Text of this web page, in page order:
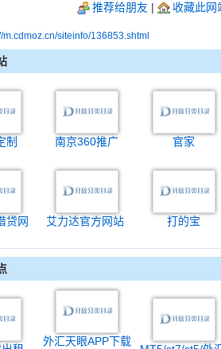
推荐给朋友 | 收藏此网
m.cdmoz.cn/siteinfo/136853.shtml
制 南京360推广 官家
贷网 艾力达官方网站 打的宝
外汇天眼APP下载